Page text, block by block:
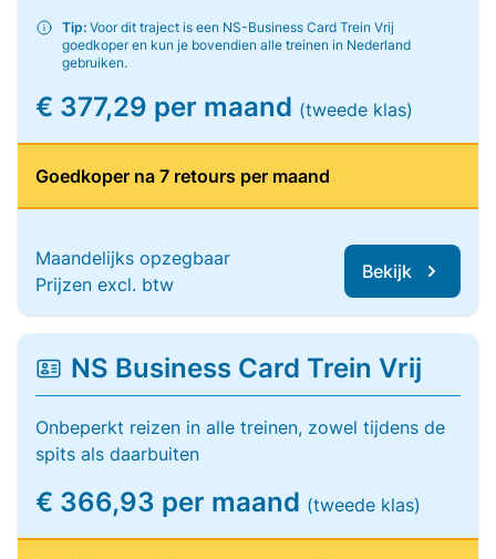
Tip: Voor dit traject is een NS-Business Card Trein Vrij
goedkoper en kun je bovendien alle treinen in Nederland
gebruiken.
€ 377,29 per maand (tweede klas)
Goedkoper na 7 retours per maand
Maandelijks opzegbaar
Prijzen excl. btw
Bekijk
NS Business Card Trein Vrij
Onbeperkt reizen in alle treinen, zowel tijdens de
spits als daarbuiten
€ 366,93 per maand (tweede klas)